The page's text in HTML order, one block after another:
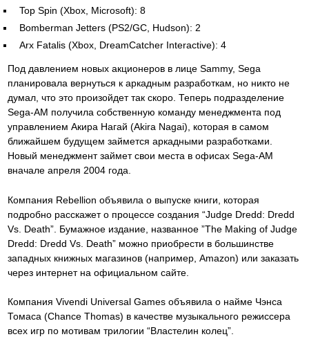
Top Spin (Xbox, Microsoft): 8
Bomberman Jetters (PS2/GC, Hudson): 2
Arx Fatalis (Xbox, DreamCatcher Interactive): 4
Под давлением новых акционеров в лице Sammy, Sega
планировала вернуться к аркадным разработкам, но никто не
думал, что это произойдет так скоро. Теперь подразделение
Sega-AM получила собственную команду менеджмента под
управлением Акира Нагай (Akira Nagai), которая в самом
ближайшем будущем займется аркадными разработками.
Новый менеджмент займет свои места в офисах Sega-AM
вначале апреля 2004 года.
Компания Rebellion объявила о выпуске книги, которая
подробно расскажет о процессе создания “Judge Dredd: Dredd
Vs. Death”. Бумажное издание, названное ”The Making of Judge
Dredd: Dredd Vs. Death” можно приобрести в большинстве
западных книжных магазинов (например, Amazon) или заказать
через интернет на официальном сайте.
Компания Vivendi Universal Games объявила о найме Чэнса
Томаса (Chance Thomas) в качестве музыкального режиссера
всех игр по мотивам трилогии “Властелин колец”.